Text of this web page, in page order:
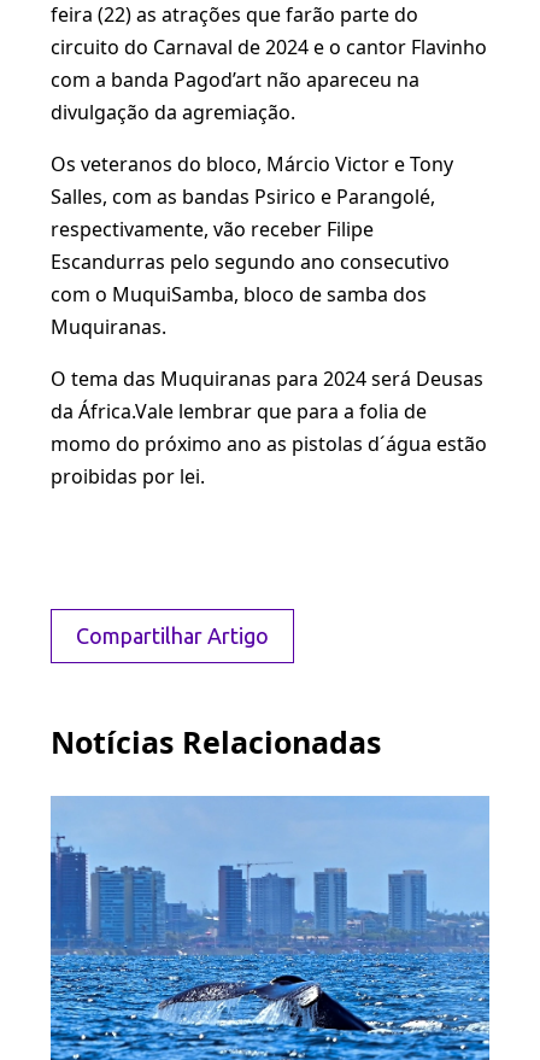
feira (22) as atrações que farão parte do
circuito do Carnaval de 2024 e o cantor Flavinho
com a banda Pagod’art não apareceu na
divulgação da agremiação.
Os veteranos do bloco, Márcio Victor e Tony
Salles, com as bandas Psirico e Parangolé,
respectivamente, vão receber Filipe
Escandurras pelo segundo ano consecutivo
com o MuquiSamba, bloco de samba dos
Muquiranas.
O tema das Muquiranas para 2024 será Deusas
da África.Vale lembrar que para a folia de
momo do próximo ano as pistolas d´água estão
proibidas por lei.
Compartilhar Artigo
Notícias Relacionadas